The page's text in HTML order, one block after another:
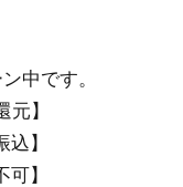
中です。
】
】
】